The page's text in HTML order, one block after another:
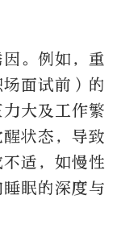
。例如，重
面试前）的
大及工作繁
状态，导致
适，如慢性
眠的深度与